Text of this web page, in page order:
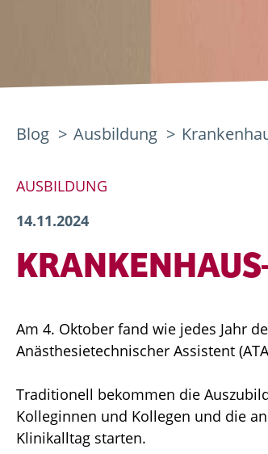
Blog Ausbildung
AUSBILDUNG
14.11.2024
Am 4. Oktober fand wie jedes Jahr
Anästhesietechnischer Assistent
Traditionell bekommen die
Kolleginnen und Kollegen und die
Klinikalltag starten.